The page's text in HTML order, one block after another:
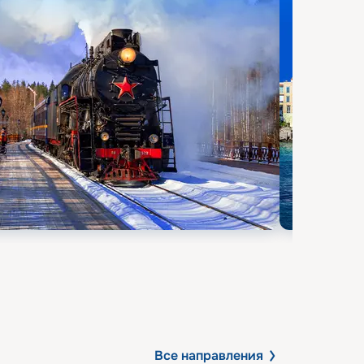
Все направления